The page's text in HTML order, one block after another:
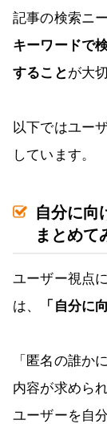
記事の検索ニ
キーワードで
することが大
以下ではユー
しています。
自分に向
まとめて
ユーザー視点
は、
「自分に
「匿名の誰か
内容が求めら
ユーザーを自